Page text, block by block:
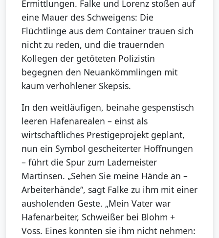
Ermittlungen. Falke und Lorenz stoßen auf
eine Mauer des Schweigens: Die
Flüchtlinge aus dem Container trauen sich
nicht zu reden, und die trauernden
Kollegen der getöteten Polizistin
begegnen den Neuankömmlingen mit
kaum verhohlener Skepsis.
In den weitläufigen, beinahe gespenstisch
leeren Hafenarealen – einst als
wirtschaftliches Prestigeprojekt geplant,
nun ein Symbol gescheiterter Hoffnungen
– führt die Spur zum Lademeister
Martinsen. „Sehen Sie meine Hände an –
Arbeiterhände“, sagt Falke zu ihm mit einer
ausholenden Geste. „Mein Vater war
Hafenarbeiter, Schweißer bei Blohm +
Voss. Eines konnten sie ihm nicht nehmen: